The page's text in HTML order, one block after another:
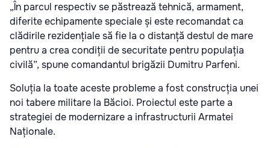
„În parcul respectiv se păstrează tehnică, armament,
diferite echipamente speciale și este recomandat ca
clădirile rezidențiale să fie la o distanță destul de mare
pentru a crea condiții de securitate pentru populația
civilă”, spune comandantul brigăzii Dumitru Parfeni.
Soluția la toate aceste probleme a fost construcția unei
noi tabere militare la Băcioi. Proiectul este parte a
strategiei de modernizare a infrastructurii Armatei
Naționale.